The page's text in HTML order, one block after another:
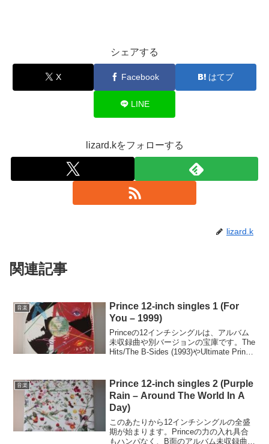
シェアする
X Facebook はてブ
LINE
lizard.kをフォローする
lizard.k
関連記事
音楽
Prince 12-inch singles 1 (For
You – 1999)
Princeの12インチシングルは、アルバム
未収録曲や別バージョンの宝庫です。The
Hits/The B-Sides (1993)やUltimate Prince
音楽
Prince 12-inch singles 2 (Purple
Rain – Around The World In A
Day)
このあたりから12インチシングルの全盛
期が始まります。Princeの力の入れ具合
もハンパなく、B面のアルバム未収録曲に